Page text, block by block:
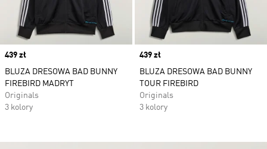
Price
439 zł
BLUZA DRESOWA BAD BUNNY
FIREBIRD MADRYT
Originals
3 kolory
Price
439 zł
BLUZA DRESOWA BAD BUNNY
TOUR FIREBIRD
Originals
3 kolory